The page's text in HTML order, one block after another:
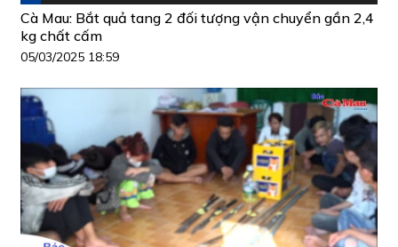
Cà Mau: Bắt quả tang 2 đối tượng vận chuyển gần 2,4
kg chất cấm
05/03/2025 18:59